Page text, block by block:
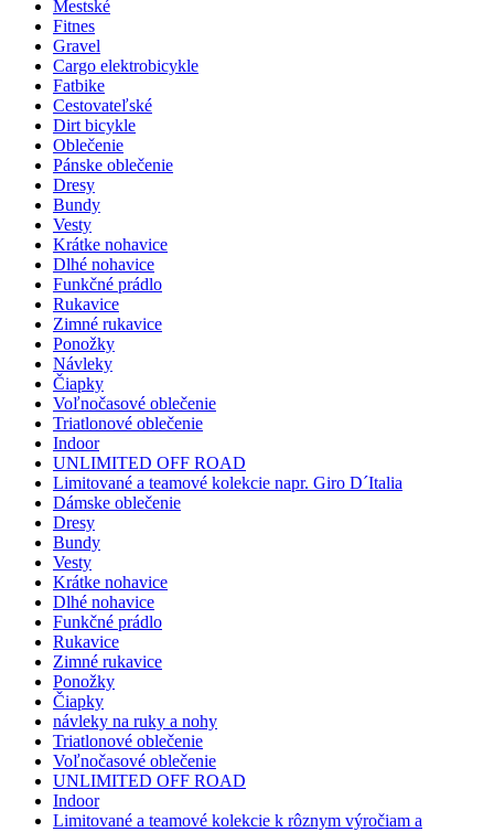
Mestské
Fitnes
Gravel
Cargo elektrobicykle
Fatbike
Cestovateľské
Dirt bicykle
Oblečenie
Pánske oblečenie
Dresy
Bundy
Vesty
Krátke nohavice
Dlhé nohavice
Funkčné prádlo
Rukavice
Zimné rukavice
Ponožky
Návleky
Čiapky
Voľnočasové oblečenie
Triatlonové oblečenie
Indoor
UNLIMITED OFF ROAD
Limitované a teamové kolekcie napr. Giro D´Italia
Dámske oblečenie
Dresy
Bundy
Vesty
Krátke nohavice
Dlhé nohavice
Funkčné prádlo
Rukavice
Zimné rukavice
Ponožky
Čiapky
návleky na ruky a nohy
Triatlonové oblečenie
Voľnočasové oblečenie
UNLIMITED OFF ROAD
Indoor
Limitované a teamové kolekcie k rôznym výročiam a